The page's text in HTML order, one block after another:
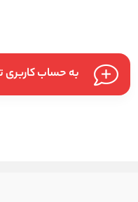
به حساب کاربری